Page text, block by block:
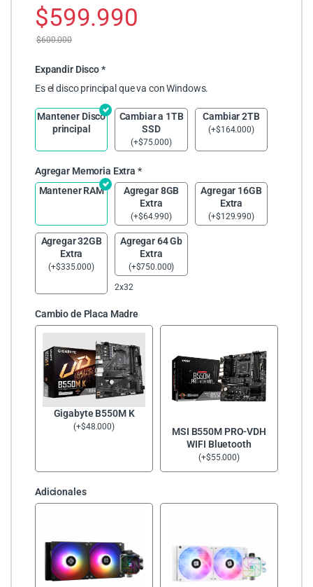
$599.990
$600.000
Expandir Disco*
Es el disco principal que va con Windows.
Mantener Disco
principal
Cambiar a 1TB
SSD
(+$75.000)
Cambiar 2TB
(+$164.000)
Agregar Memoria Extra *
Mantener RAM
Agregar 8GB
Extra
(+$64.990)
Agregar 16GB
Extra
(+$129.990)
Agregar 32GB
Extra
(+$335.000)
Agregar 64 Gb
Extra
(+$750.000)
2x32
Cambio de Placa Madre
Gigabyte B550M K
(+$48.000)
MSI B550M PRO-VDH
WIFI Bluetooth
(+$55.000)
Adicionales